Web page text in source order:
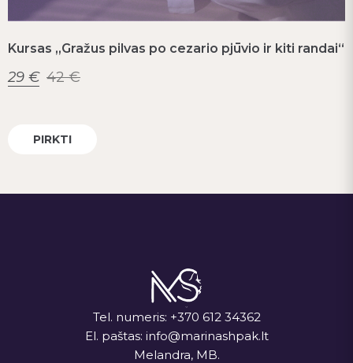
Kursas „Gražus pilvas po cezario pjūvio ir kiti randai“
29 € 42€
PIRKTI
Tel. numeris: +370 612 34362
El. paštas: info@marinashpak.lt
Melandra, MB.